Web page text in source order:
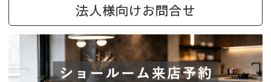
法人様向けお問合せ